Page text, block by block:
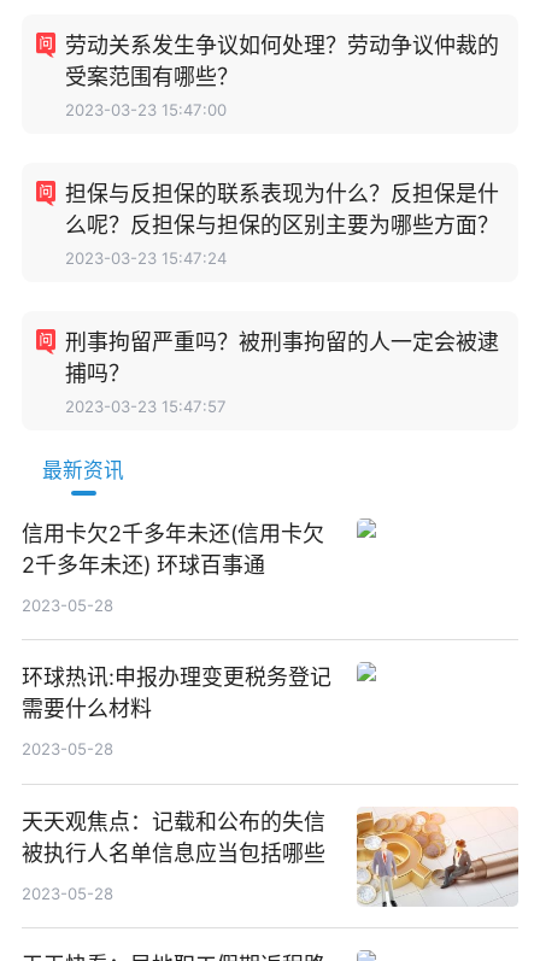
劳动关系发生争议如何处理？劳动争议仲裁的
受案范围有哪些？
2023-03-23 15:47:00
担保与反担保的联系表现为什么？反担保是什
么呢？反担保与担保的区别主要为哪些方面？
2023-03-23 15:47:24
刑事拘留严重吗？被刑事拘留的人一定会被逮
捕吗？
2023-03-23 15:47:57
最新资讯
信用卡欠2千多年未还(信用卡欠
2千多年未还) 环球百事通
2023-05-28
环球热讯:申报办理变更税务登记
需要什么材料
2023-05-28
天天观焦点：记载和公布的失信
被执行人名单信息应当包括哪些
2023-05-28